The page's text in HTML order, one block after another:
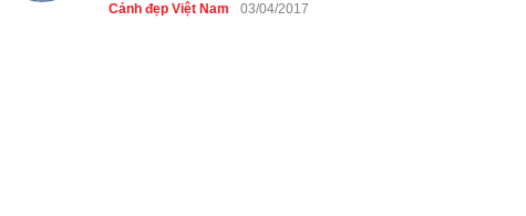
Cảnh đẹp Việt Nam 03/04/2017